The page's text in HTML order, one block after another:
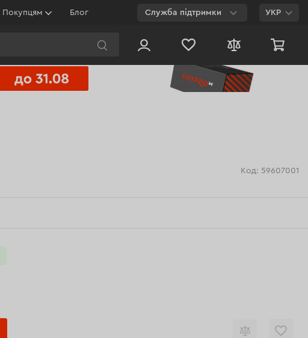
Покупцям Блог Служба підтримки
Чат на сайті
УКР
Код: 59607001